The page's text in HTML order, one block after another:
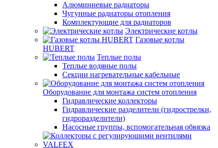
Алюминиевые радиаторы
Чугунные радиаторы отопления
Комплектующие для радиаторов
Электрические котлы
Газовые котлы
HUBERT
Теплые полы
Теплые водяные полы
Секции нагревательные кабельные
Оборудование для монтажа систем отопления
Гидравлические коллекторы
Гидравлические разделители (гидрострелки,
гидроразделители)
Насосные группы, вспомогательная обвязка